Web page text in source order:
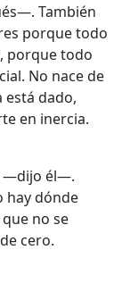
También
porque todo
porque todo
No nace de
está dado,
en inercia.
—dijo él—.
hay dónde
no se
cero.